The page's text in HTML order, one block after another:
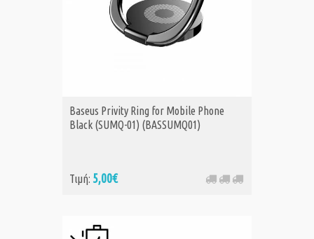
Baseus Privity Ring for Mobile Phone
Black (SUMQ-01) (BASSUMQ01)
Τιμή: 5,00€